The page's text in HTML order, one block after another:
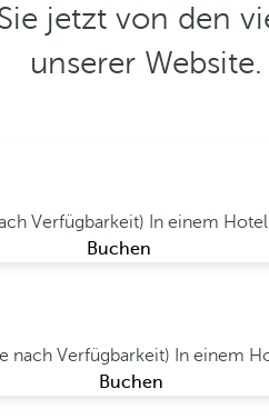
jetzt von den
unserer Website.
Verfügbarkeit) In einem
Buchen
nach Verfügbarkeit) In einem
Buchen